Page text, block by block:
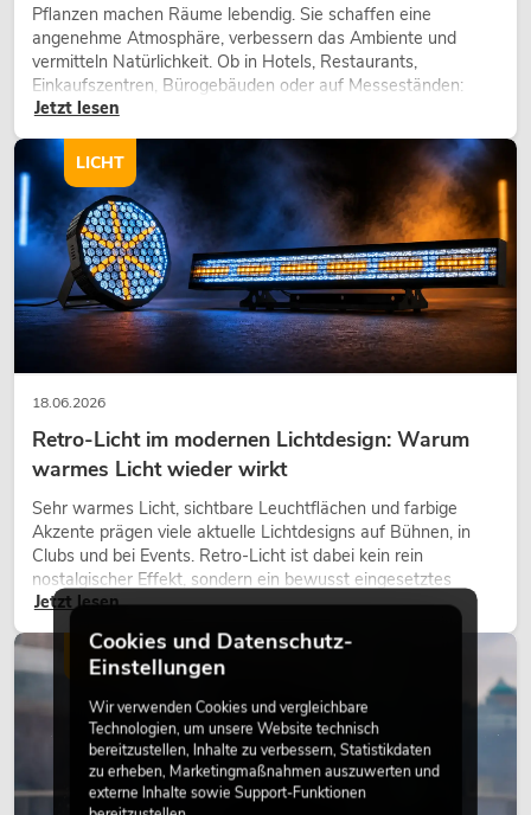
Pflanzen machen Räume lebendig. Sie schaffen eine
angenehme Atmosphäre, verbessern das Ambiente und
vermitteln Natürlichkeit. Ob in Hotels, Restaurants,
Einkaufszentren, Bürogebäuden oder auf Messeständen:
eine hochwertige Begrünung gehört heute längst zum
Jetzt lesen
18.06.2026
Retro-Licht im modernen Lichtdesign: Warum
warmes Licht wieder wirkt
Sehr warmes Licht, sichtbare Leuchtflächen und farbige
Akzente prägen viele aktuelle Lichtdesigns auf Bühnen, in
Clubs und bei Events. Retro-Licht ist dabei kein rein
nostalgischer Effekt, sondern ein bewusst eingesetztes
Gestaltungsmittel: Es schafft Atmosphäre, gibt Szenen
wirken lassen.
Jetzt lesen
LICHT
LICHT
Cookies und Datenschutz-
Einstellungen
Wir verwenden Cookies und vergleichbare
Technologien, um unsere Website technisch
bereitzustellen, Inhalte zu verbessern, Statistikdaten
zu erheben, Marketingmaßnahmen auszuwerten und
externe Inhalte sowie Support-Funktionen